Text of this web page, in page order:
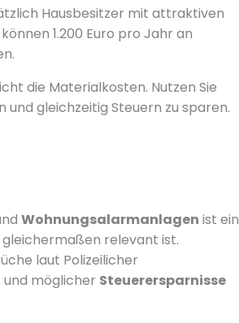
Hausbesitzer mit attraktiven
1.200 Euro pro Jahr an
die Materialkosten. Nutzen Sie
gleichzeitig Steuern zu sparen.
Wohnungsalarmanlagen ist ein
relevant ist.
laut Polizeilicher
und möglicher Steuerersparnisse